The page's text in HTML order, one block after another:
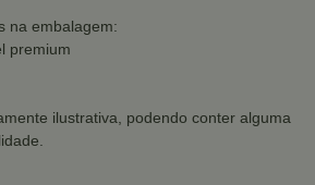
na embalagem:
premium
ilustrativa, podendo conter alguma